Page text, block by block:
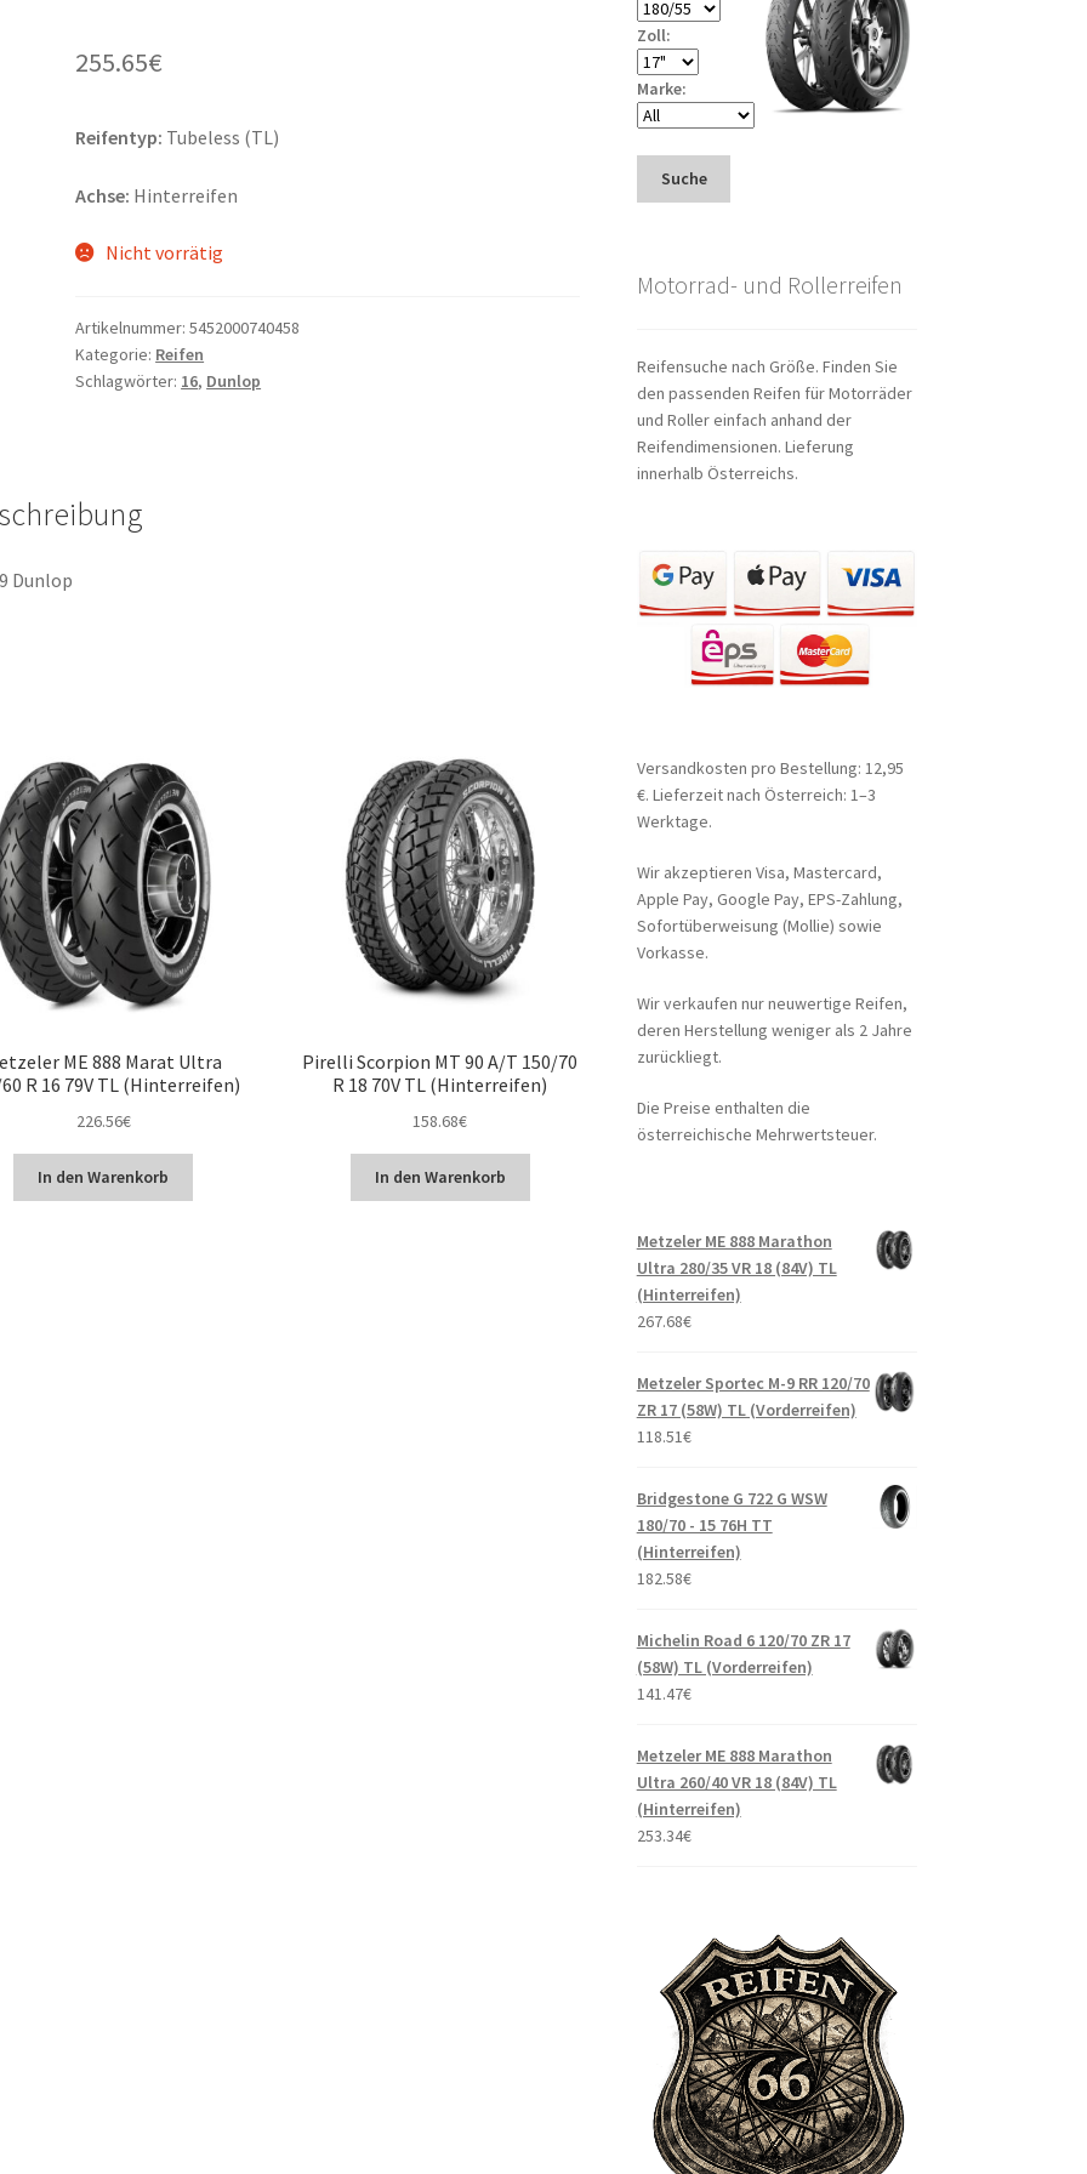
255.65€
Reifentyp: Tubeless (TL)
Achse: Hinterreifen
Nicht vorrätig
Artikelnummer:5452000740458
Kategorie: Reifen
Schlagwörter: 16, Dunlop
Dunlop
ME 888 Marat Ultra
R 16 79V TL (Hinterreifen)
226.56€
In den Warenkorb
Pirelli Scorpion MT 90 A/T 150/70
R 18 70V TL (Hinterreifen)
158.68€
In den Warenkorb
Zoll:
Marke:
Suche
Motorrad- und Rollerreifen
Reifensuche nach Größe. Finden Sie
den passenden Reifen für Motorräder
und Roller einfach anhand der
Reifendimensionen. Lieferung
innerhalb Österreichs.
Versandkosten pro Bestellung: 12,95
€. Lieferzeit nach Österreich: 1–3
Werktage.
Wir akzeptieren Visa, Mastercard,
Apple Pay, Google Pay, EPS-Zahlung,
Sofortüberweisung (Mollie) sowie
Vorkasse.
Wir verkaufen nur neuwertige Reifen,
deren Herstellung weniger als 2 Jahre
zurückliegt.
Die Preise enthalten die
österreichische Mehrwertsteuer.
Metzeler ME 888 Marathon
Ultra 280/35 VR 18 (84V) TL
(Hinterreifen)
267.68€
Metzeler Sportec M-9 RR 120/70
ZR 17 (58W) TL (Vorderreifen)
118.51€
Bridgestone G 722 G WSW
180/70 - 15 76H TT
(Hinterreifen)
182.58€
Michelin Road 6 120/70 ZR 17
(58W) TL (Vorderreifen)
141.47€
Metzeler ME 888 Marathon
Ultra 260/40 VR 18 (84V) TL
(Hinterreifen)
253.34€